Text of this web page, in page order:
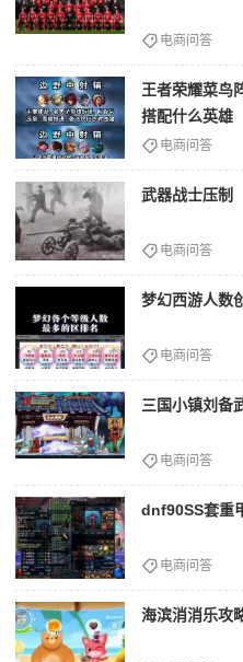
电商问答
王者荣耀菜鸟
搭配什么英雄
电商问答
武器战士压制
电商问答
梦幻西游人数
电商问答
三国小镇刘备
电商问答
dnf90SS套重
电商问答
海滨消消乐攻